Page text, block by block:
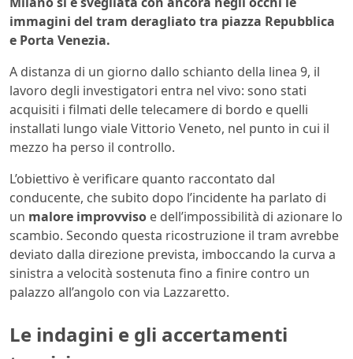
immagini del tram deragliato tra piazza Repubblica
e Porta Venezia.
A distanza di un giorno dallo schianto della linea 9, il
lavoro degli investigatori entra nel vivo: sono stati
acquisiti i filmati delle telecamere di bordo e quelli
installati lungo viale Vittorio Veneto, nel punto in cui il
mezzo ha perso il controllo.
L’obiettivo è verificare quanto raccontato dal
conducente, che subito dopo l’incidente ha parlato di
un malore improvviso e dell’impossibilità di azionare lo
scambio. Secondo questa ricostruzione il tram avrebbe
deviato dalla direzione prevista, imboccando la curva a
sinistra a velocità sostenuta fino a finire contro un
palazzo all’angolo con via Lazzaretto.
Le indagini e gli accertamenti